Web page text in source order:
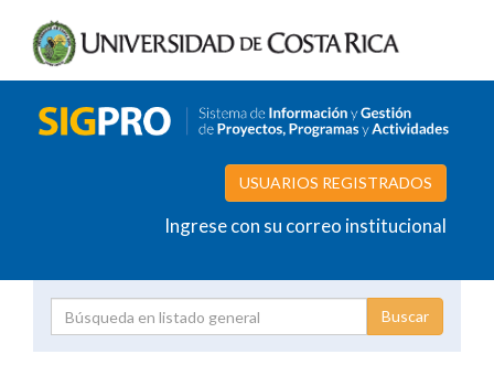
USUARIOS REGISTRADOS
Ingrese con su correo institucional